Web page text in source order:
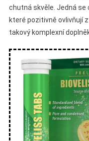
chutná skvěle. Jedná se
které pozitivně ovlivňují
takový komplexní